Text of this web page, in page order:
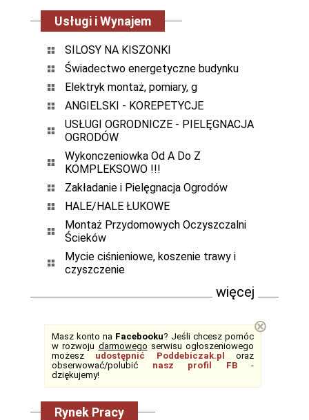
Usługi i Wynajem
SILOSY NA KISZONKI
Świadectwo energetyczne budynku
Elektryk montaż, pomiary, g
ANGIELSKI - KOREPETYCJE
USŁUGI OGRODNICZE - PIELĘGNACJA
OGRODÓW
Wykonczeniowka Od A Do Z
KOMPLEKSOWO !!!
Zakładanie i Pielęgnacja Ogrodów
HALE/HALE ŁUKOWE
Montaż Przydomowych Oczyszczalni
Ścieków
Mycie ciśnieniowe, koszenie trawy i
czyszczenie
więcej
Masz konto na Facebooku? Jeśli chcesz pomóc
w rozwoju darmowego serwisu ogłoszeniowego
możesz udostępnić Poddebiczak.pl
oraz
obserwować/polubić nasz profil FB-
dziękujemy!
⊗
Rynek Pracy